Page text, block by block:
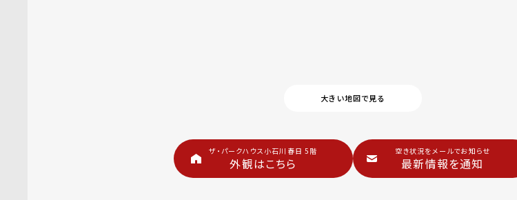
大きい地図で見る
ザ・パークハウス小石川春日 5階
外観はこちら
空き状況をメールでお知らせ
最新情報を通知